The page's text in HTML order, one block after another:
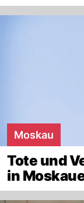
Moskau
Tote und
in